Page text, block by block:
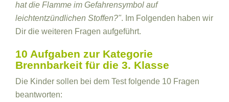
hat die Flamme im Gefahrensymbol auf
leichtentzündlichen Stoffen?". Im Folgenden haben wir
Dir die weiteren Fragen aufgeführt.
10 Aufgaben zur Kategorie
Brennbarkeit für die 3. Klasse
Die Kinder sollen bei dem Test folgende 10 Fragen
beantworten: